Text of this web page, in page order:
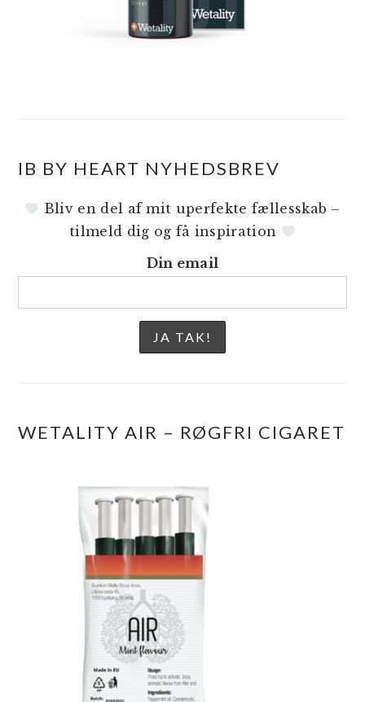
IB BY HEART NYHEDSBREV
Bliv en del af mit uperfekte fællesskab –
tilmeld dig og få inspiration
Din email
WETALITY AIR – RØGFRI CIGARET